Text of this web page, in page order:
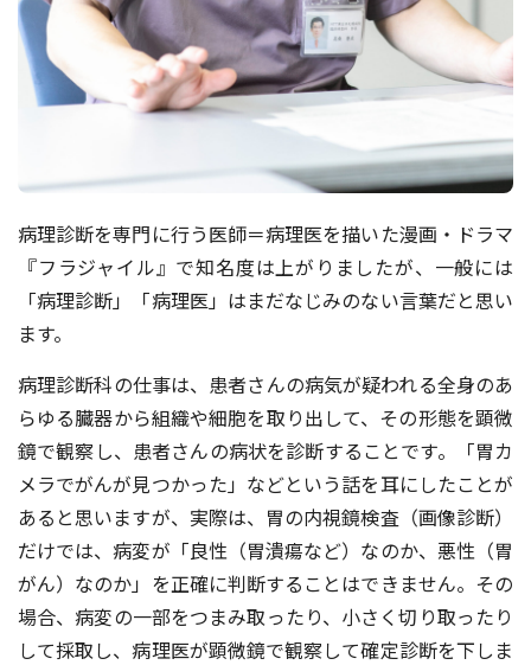
病理診断を専⾨に⾏う医師＝病理医を描いた漫画・ドラマ
『フラジャイル』で知名度は上がりましたが、⼀般には
「病理診断」「病理医」はまだなじみのない⾔葉だと思い
ます。
病理診断科の仕事は、患者さんの病気が疑われる全⾝のあ
らゆる臓器から組織や細胞を取り出して、その形態を顕微
鏡で観察し、患者さんの病状を診断することです。「胃カ
メラでがんが⾒つかった」などという話を⽿にしたことが
あると思いますが、実際は、胃の内視鏡検査（画像診断）
だけでは、病変が「良性（胃潰瘍など）なのか、悪性（胃
がん）なのか」を正確に判断することはできません。その
場合、病変の⼀部をつまみ取ったり、⼩さく切り取ったり
して採取し、病理医が顕微鏡で観察して確定診断を下しま